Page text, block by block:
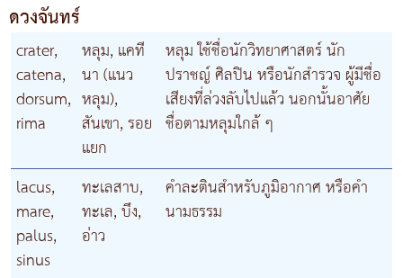
ดวงจันทร์
crater,
catena,
dorsum,
rima
หลุม, แคที
นา (แนว
หลุม),
สันเขา, รอย
แยก
หลุม ใช้ชื่อนักวิทยาศาสตร์ นัก
ปราชญ์ ศิลปิน หรือนักสำรวจ ผู้มีชื่อ
เสียงที่ล่วงลับไปแล้ว นอกนั้นอาศัย
ชื่อตามหลุมใกล้ ๆ
lacus,
mare,
palus,
sinus
ทะเลสาบ,
ทะเล, บึง,
อ่าว
คำละตินสำหรับภูมิอากาศ หรือคำ
นามธรรม